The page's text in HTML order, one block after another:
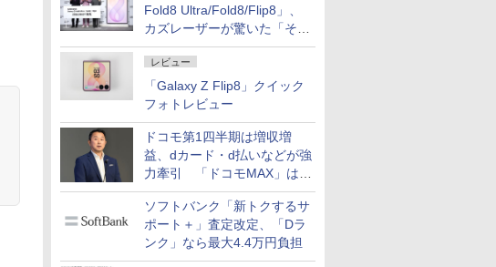
Fold8 Ultra/Fold8/Flip8」、
カズレーザーが驚いた「そば
屋のメニュー並みの薄さ」
レビュー
「Galaxy Z Flip8」クイック
フォトレビュー
ドコモ第1四半期は増収増
益、dカード・d払いなどが強
力牽引 「ドコモMAX」は
400万契約突破
ソフトバンク「新トクするサ
ポート＋」査定改定、「Dラ
ンク」なら最大4.4万円負担